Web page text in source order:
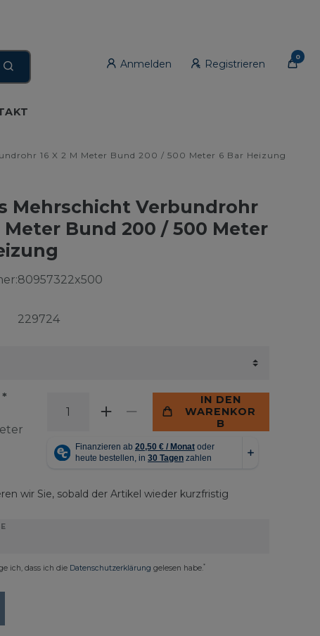
Anmelden Registrieren
0
16 X 2 M Meter Bund 200 / 500 Meter 6 Bar Heizung
Mehrschicht Verbundrohr
Meter Bund 200 / 500 Meter
80957322x500
229724
*
IN DEN
WARENKOR
B
wir Sie, sobald der Artikel wieder kurzfristig
ich, dass ich die Daten­schutz­erklärung gelesen habe.*